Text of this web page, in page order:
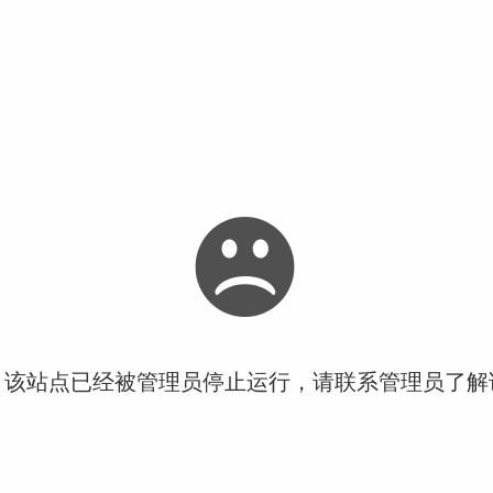
站点已经被管理员停止运行，请联系管理员了